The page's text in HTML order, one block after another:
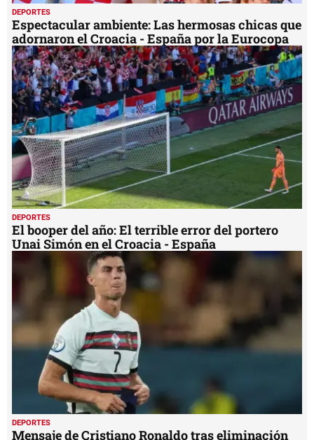
DEPORTES
Espectacular ambiente: Las hermosas chicas que
adornaron el Croacia - España por la Eurocopa
DEPORTES
El booper del año: El terrible error del portero
Unai Simón en el Croacia - España
DEPORTES
Mensaje de Cristiano Ronaldo tras eliminación